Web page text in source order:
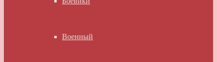
Военный